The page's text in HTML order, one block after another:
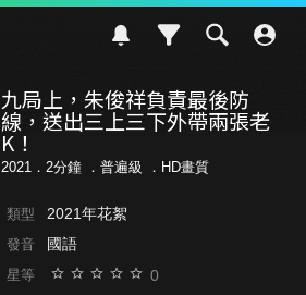
九局上，朱俊祥負責最後防
線，送出三上三下外帶兩張老
K！
2021．2分鐘 ． 普遍級 ．HD畫質
類型 2021年花絮
發音 國語
星等 0